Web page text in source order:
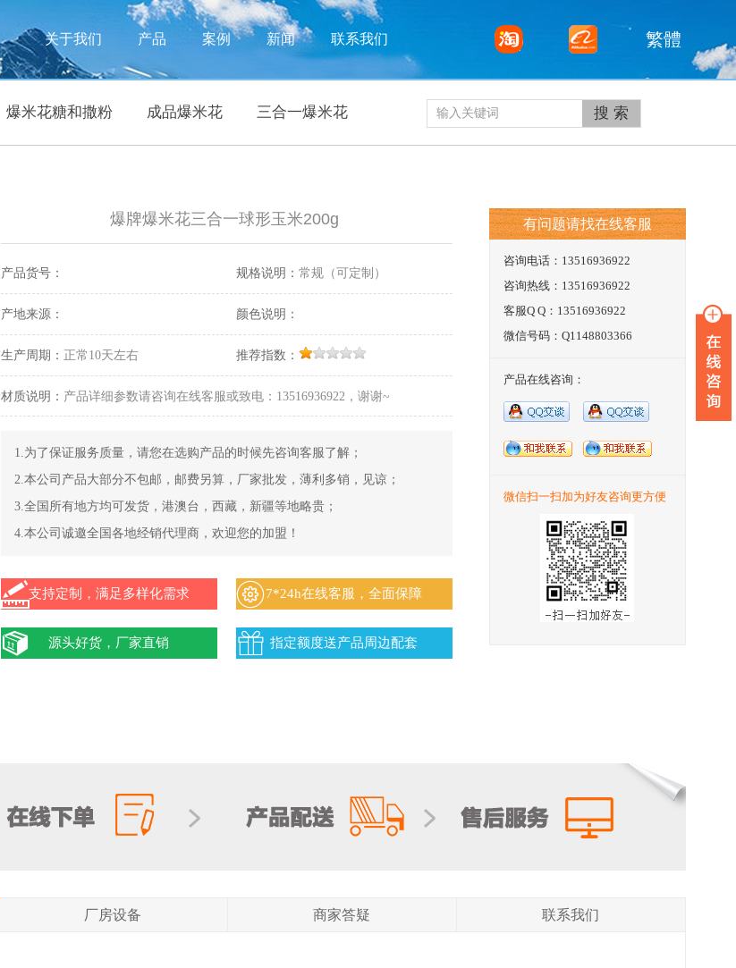
关于我们 产品 案例 新闻 联系我们 繁體
爆米花糖和撒粉 成品爆米花 三合一爆米花
爆牌爆米花三合一球形玉米200g
产品货号： 规格说明： 常规（可定制）
产地来源： 颜色说明：
生产周期： 正常10天左右 推荐指数：
材质说明： 产品详细参数请咨询在线客服或致电：13516936922，谢谢~
1.为了保证服务质量，请您在选购产品的时候先咨询客服了解；
2.本公司产品大部分不包邮，邮费另算，厂家批发，薄利多销，见谅；
3.全国所有地方均可发货，港澳台，西藏，新疆等地略贵；
4.本公司诚邀全国各地经销代理商，欢迎您的加盟！
支持定制，满足多样化需求 7*24h在线客服，全面保障
源头好货，厂家直销 指定额度送产品周边配套
有问题请找在线客服
咨询电话：13516936922
咨询热线：13516936922
客服Q Q：13516936922
微信号码：Q1148803366
产品在线咨询：
微信扫一扫加为好友咨询更方便
厂房设备 商家答疑 联系我们